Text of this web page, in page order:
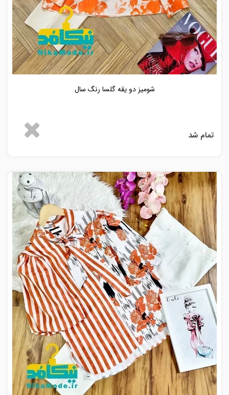
شومیز دو یقه گلسا رنگ سال
تمام شد